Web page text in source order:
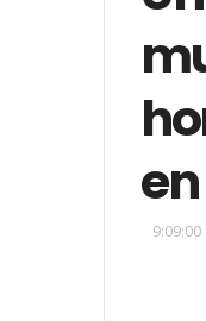
9:09:00